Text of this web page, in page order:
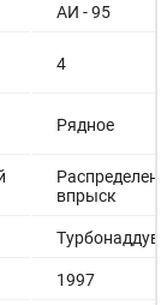
АИ - 95
4
Рядное
впрыск
Турбонаддув
1997